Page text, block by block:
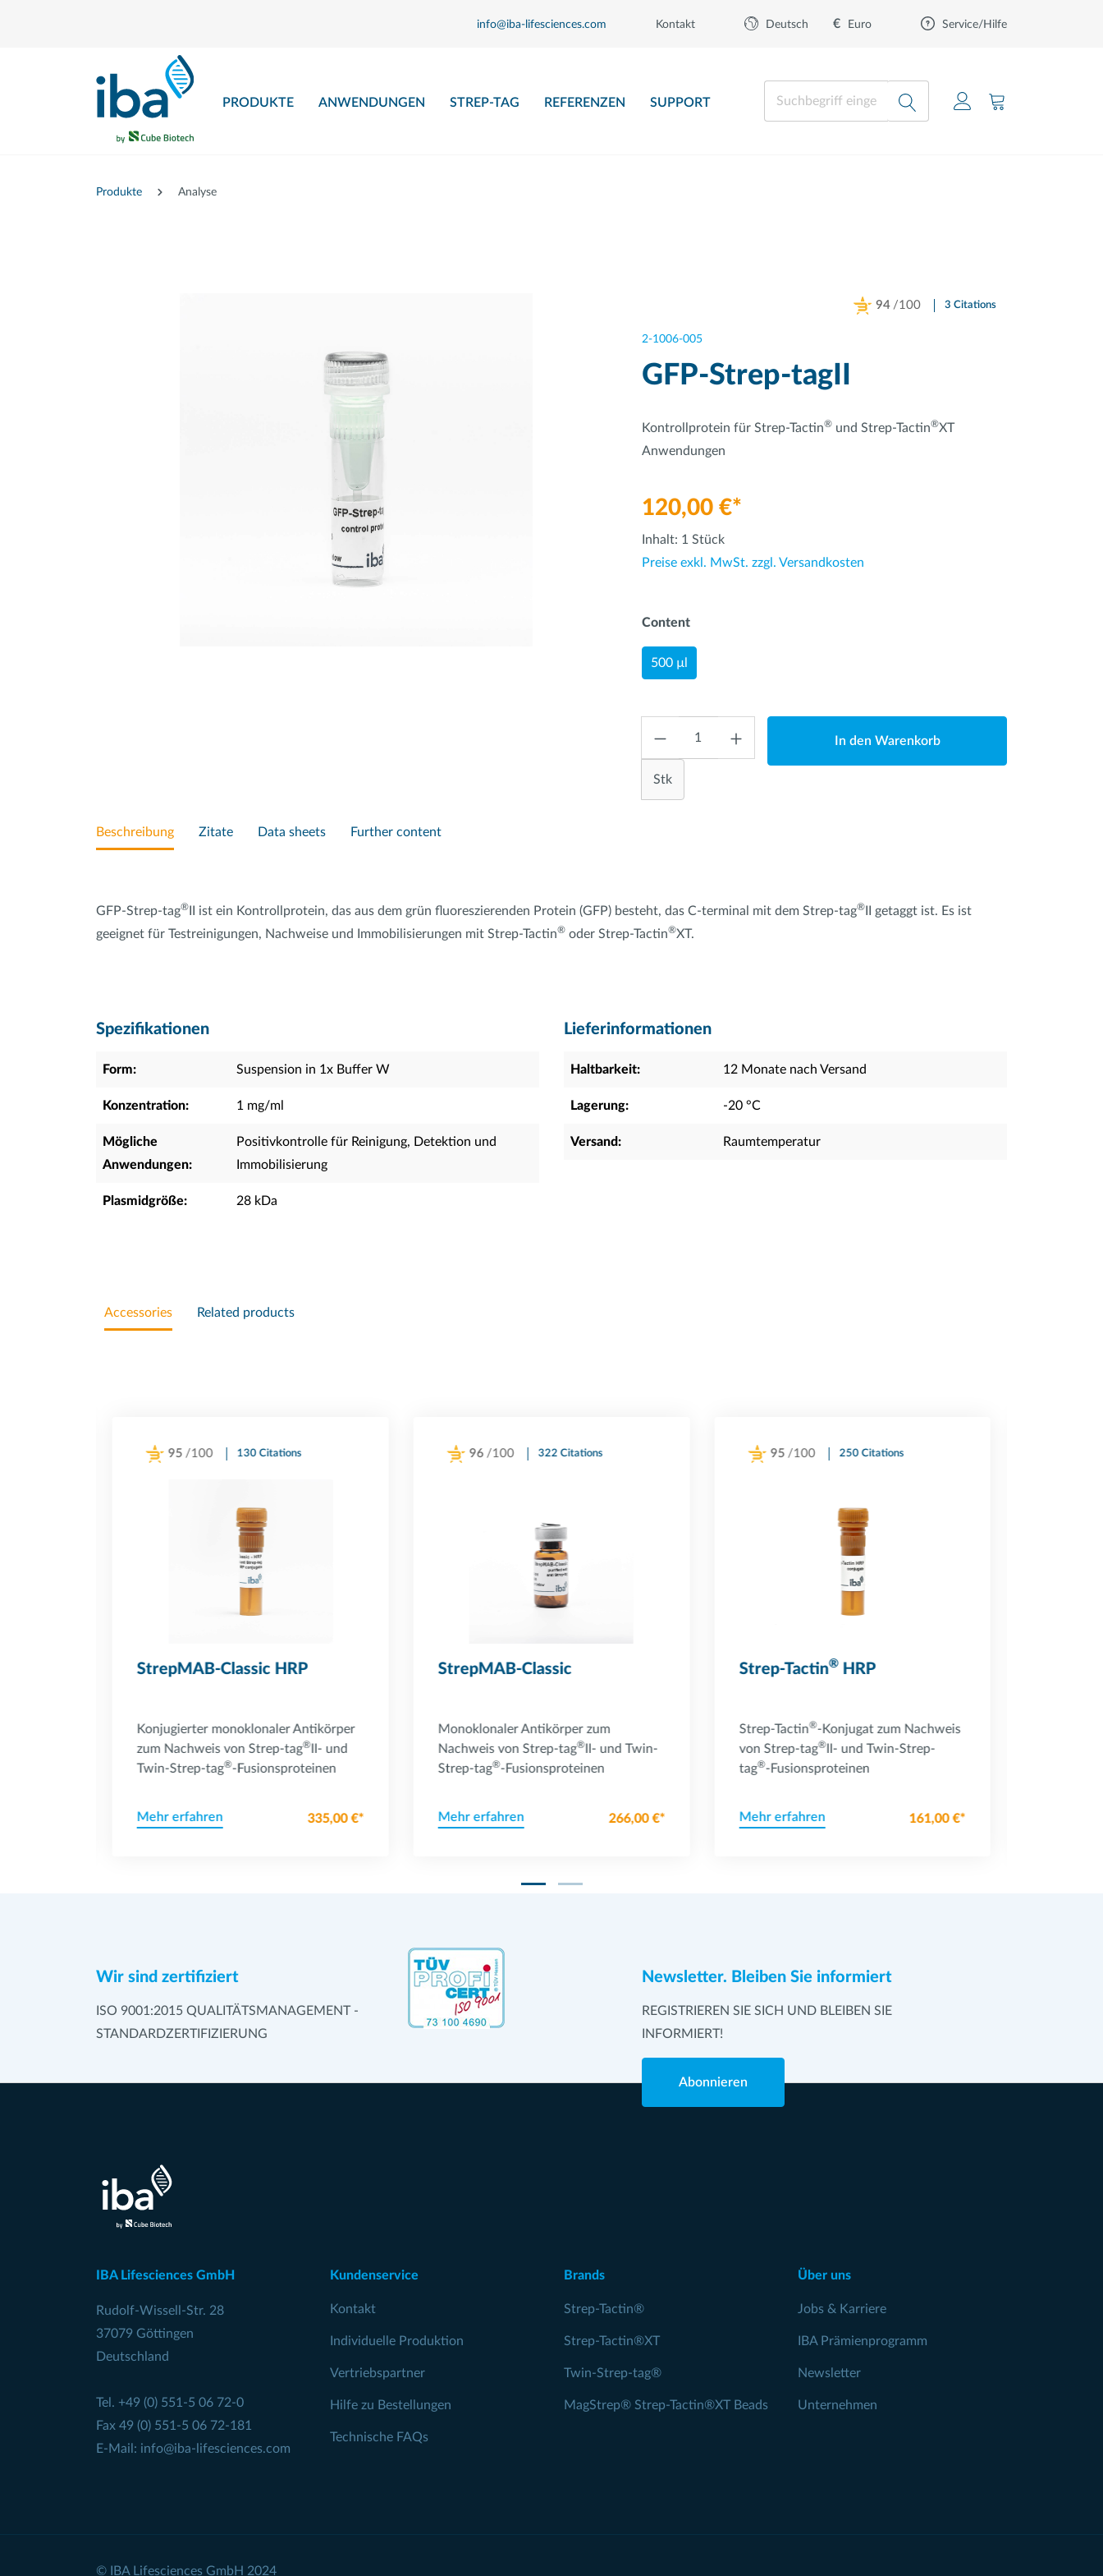
info@iba-lifesciences.com Kontakt Deutsch € Euro Service/Hilfe
PRODUKTE ANWENDUNGEN STREP-TAG REFERENZEN SUPPORT
Produkte Analyse
94 /100 3 Citations
2-1006-005
GFP-Strep-tagII
Kontrollprotein für Strep-Tactin® und Strep-Tactin®XT
Anwendungen
120,00 €*
Inhalt: 1 Stück
Preise exkl. MwSt. zzgl. Versandkosten
Content
500 µl
Stk
In den Warenkorb
Beschreibung Zitate Data sheets Further content
GFP-Strep-tag®II ist ein Kontrollprotein, das aus dem grün fluoreszierenden Protein (GFP) besteht, das C-terminal mit dem Strep-tag®II getaggt ist. Es ist
geeignet für Testreinigungen, Nachweise und Immobilisierungen mit Strep-Tactin® oder Strep-Tactin®XT.
Spezifikationen
Form: Suspension in 1x Buffer W
Konzentration: 1 mg/ml
Mögliche
Anwendungen:
Positivkontrolle für Reinigung, Detektion und
Immobilisierung
Plasmidgröße: 28 kDa
Lieferinformationen
Haltbarkeit: 12 Monate nach Versand
Lagerung: -20 °C
Versand: Raumtemperatur
Accessories Related products
95 /100 130 Citations
StrepMAB-Classic HRP
Konjugierter monoklonaler Antikörper
zum Nachweis von Strep-tag®II- und
Twin-Strep-tag®-Fusionsproteinen
Mehr erfahren 335,00 €*
96 /100 322 Citations
StrepMAB-Classic
Monoklonaler Antikörper zum
Nachweis von Strep-tag®II- und Twin-
Strep-tag®-Fusionsproteinen
Mehr erfahren 266,00 €*
95 /100 250 Citations
Strep-Tactin®HRP
Strep-Tactin®-Konjugat zum Nachweis
von Strep-tag®II- und Twin-Strep-
tag®-Fusionsproteinen
Mehr erfahren 161,00 €*
Wir sind zertifiziert
ISO 9001:2015 QUALITÄTSMANAGEMENT -
STANDARDZERTIFIZIERUNG
Newsletter. Bleiben Sie informiert
REGISTRIEREN SIE SICH UND BLEIBEN SIE
INFORMIERT!
Abonnieren
IBA Lifesciences GmbH
Rudolf-Wissell-Str. 28
37079 Göttingen
Deutschland
Tel. +49 (0) 551-5 06 72-0
Fax 49 (0) 551-5 06 72-181
E-Mail: info@iba-lifesciences.com
Kundenservice
Kontakt
Individuelle Produktion
Vertriebspartner
Hilfe zu Bestellungen
Technische FAQs
Brands
Strep-Tactin®
Strep-Tactin®XT
Twin-Strep-tag®
MagStrep® Strep-Tactin®XT Beads
Über uns
Jobs & Karriere
IBA Prämienprogramm
Newsletter
Unternehmen
© IBA Lifesciences GmbH 2024